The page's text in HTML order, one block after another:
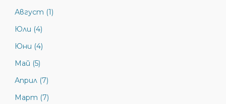
Август (1)
Юли (4)
Юни (4)
Май (5)
Април (7)
Март (7)